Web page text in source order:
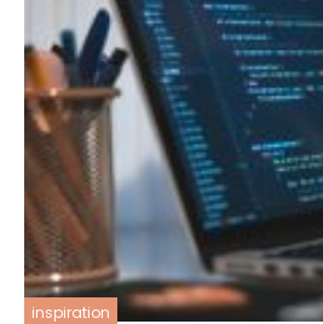
inspiration